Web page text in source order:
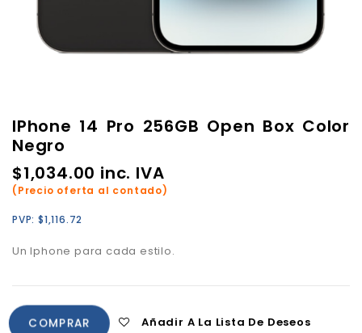
IPhone 14 Pro 256GB Open Box Color
Negro
$1,034.00 inc. IVA
(Precio oferta al contado)
PVP: $1,116.72
Un Iphone para cada estilo.
COMPRAR Añadir A La Lista De Deseos